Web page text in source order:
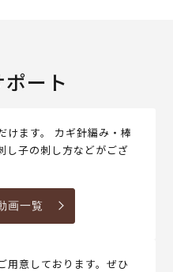
ート
けます。 カギ針編み・棒
し子の刺し方などがござ
画一覧
用意しております。ぜひ